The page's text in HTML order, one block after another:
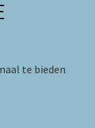
te bieden